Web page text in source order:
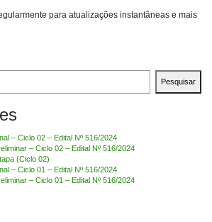
para atualizações instantâneas e mais
Pesquisar
– Ciclo 02 – Edital Nº 516/2024
– Ciclo 02 – Edital Nº 516/2024
(Ciclo 02)
– Ciclo 01 – Edital Nº 516/2024
– Ciclo 01 – Edital Nº 516/2024